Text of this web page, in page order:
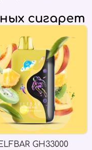
сигарет
GH33000